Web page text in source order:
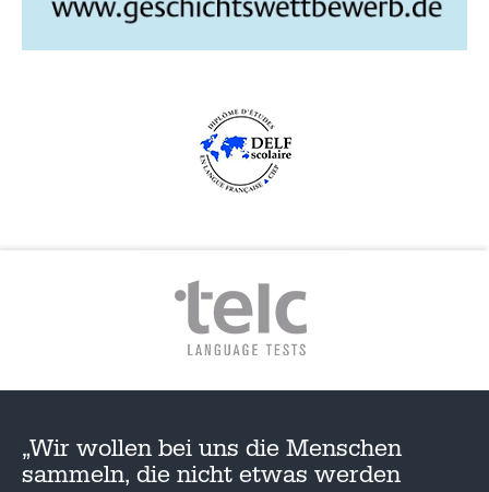
„Wir wollen bei uns die Menschen
sammeln, die nicht etwas werden